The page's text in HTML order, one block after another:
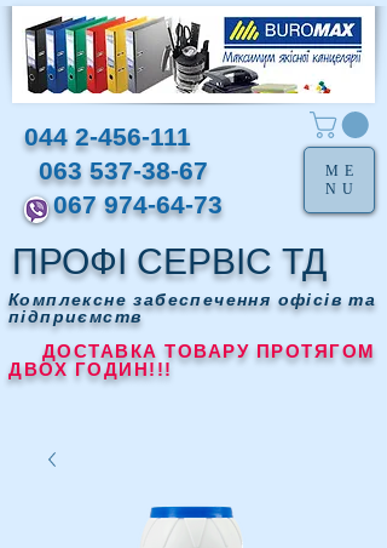
ПРОФІ СЕРВІС ТД
Комплексне забеспечення офісів та
підприємств
ДОСТАВКА ТОВАРУ ПРОТЯГОМ
ДВОХ ГОДИН!!!
044 2-456-111
063 537-38-67
067 974-64-73
ME
NU